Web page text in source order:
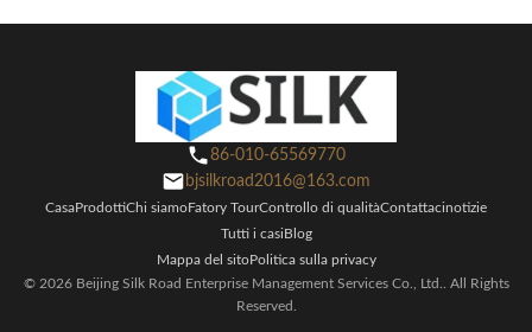
86-010-65569770
bjsilkroad2016@163.com
CasaProdottiChi siamoFatory TourControllo di qualitàContattacinotizie
Tutti i casiBlog
Mappa del sitoPolitica sulla privacy
© 2026 Beijing Silk Road Enterprise Management Services Co., Ltd.. All Rights
Reserved.